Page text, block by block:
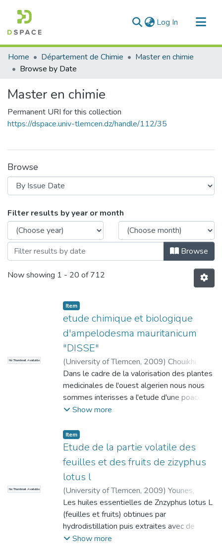
Log In (current)
Communities & Collections
All of DSpace
Home Département de Chimie
Master en chimie
Browse by Date
Master en chimie
Permanent URI for this collection
https://dspace.univ-tlemcen.dz/handle/112/35
Browse
Browsing Master en chimie by Issue
Filter results by year or month
Browse
Now showing 1 - 20 of 712
No Thumbnail Available
Item
etude chimique et biologique
d'ampelodesma mauritanicum
"DISSE"
(University of Tlemcen, 2009) Chouikhi,
Dalila
Dans le cadre de la valorisation des plantes
medicinales de l'ouest algerien nous nous
sommes interisses a l'etude d'une poaceae ,
ampeldesmos mauretanious (poir) T dur ,
tradionelle pour son activite
hypoglycemiante .C'est travail se place dans
une problematique de recherche
pluridisciplinaire , associant des techniques
caracterisque de la chimie organique , de la
chimie analytique mais aussi de la
biologique.
Show more
No Thumbnail Available
Item
Etude de la partie volatile des
feuilles et des fruits de zizyphus
lotus l
(University of Tlemcen, 2009) Younes,
Kawther
Les huiles essentielles de Znzyphus lotus L
(feuilles et fruits) obtinues par
hydrodistillation puis extraites avec de
l'ether diethylique ,ont ete analysees par les
Show more